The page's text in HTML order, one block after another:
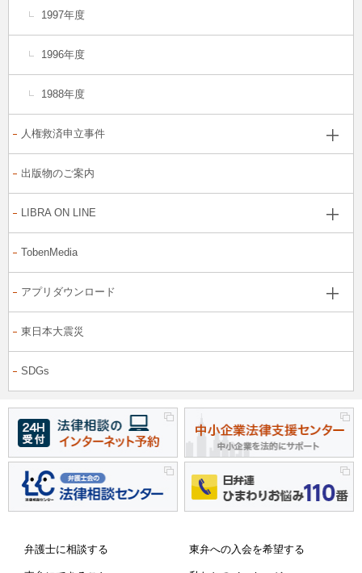
1997年度
1996年度
1988年度
人権救済申立事件
出版物のご案内
LIBRA ON LINE
TobenMedia
アプリダウンロード
東日本大震災
SDGs
弁護士に相談する 東弁への入会を希望する